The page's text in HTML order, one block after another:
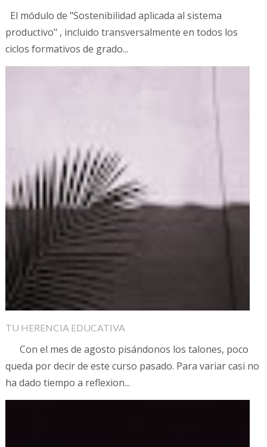
El módulo de "Sostenibilidad aplicada al sistema
productivo" , incluido transversalmente en todos los
ciclos formativos de grado...
TU HERENCIA EDUCATIVA
Con el mes de agosto pisándonos los talones, poco
queda por decir de este curso pasado. Para variar casi no
ha dado tiempo a reflexion...